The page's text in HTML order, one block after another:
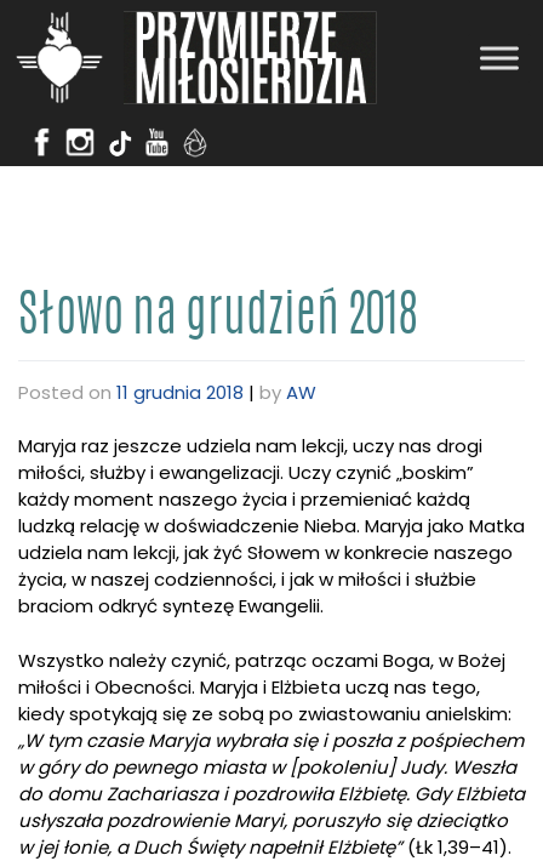
content
Słowo na grudzień 2018
Posted on 11 grudnia 2018 | byAW
Maryja raz jeszcze udziela nam lekcji, uczy nas drogi
miłości, służby i ewangelizacji. Uczy czynić „boskim”
każdy moment naszego życia i przemieniać każdą
ludzką relację w doświadczenie Nieba. Maryja jako Matka
udziela nam lekcji, jak żyć Słowem w konkrecie naszego
życia, w naszej codzienności, i jak w miłości i służbie
braciom odkryć syntezę Ewangelii.
Wszystko należy czynić, patrząc oczami Boga, w Bożej
miłości i Obecności. Maryja i Elżbieta uczą nas tego,
kiedy spotykają się ze sobą po zwiastowaniu anielskim:
„W tym czasie Maryja wybrała się i poszła z pośpiechem
w góry do pewnego miasta w [pokoleniu] Judy. Weszła
do domu Zachariasza i pozdrowiła Elżbietę. Gdy Elżbieta
usłyszała pozdrowienie Maryi, poruszyło się dzieciątko
w jej łonie, a Duch Święty napełnił Elżbietę”(Łk 1,39–41).